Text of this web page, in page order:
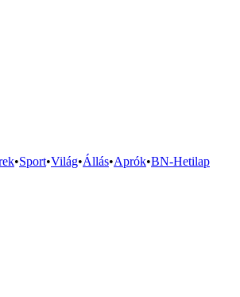
•Sport•Világ•Állás•Aprók•BN-Hetilap